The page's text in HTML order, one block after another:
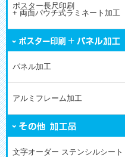
ポスター長尺印刷
+ 両面パウチ式ラミネート加工
パネル加工
アルミフレーム加工
文字オーダー ステンシルシート